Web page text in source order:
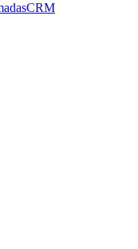
CRM